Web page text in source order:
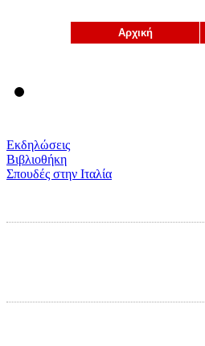
Αρχική
Εκδηλώσεις
Βιβλιοθήκη
Σπουδές στην Ιταλία